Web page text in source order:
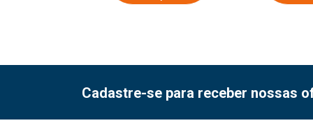
Cadastre-se para receber nossas